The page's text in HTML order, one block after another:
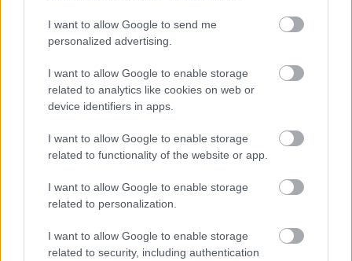
I want to allow Google to send me
personalized advertising.
I want to allow Google to enable storage
related to analytics like cookies on web or
device identifiers in apps.
I want to allow Google to enable storage
related to functionality of the website or app.
I want to allow Google to enable storage
related to personalization.
I want to allow Google to enable storage
related to security, including authentication
1 napja
Montoya szerint Antonelli kedvessége sem segít
Russellen